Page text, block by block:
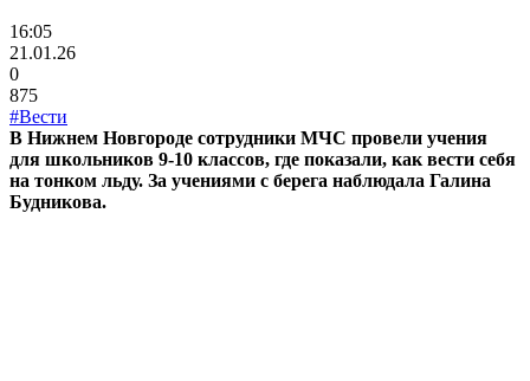
16:05
21.01.26
0
875
#Вести
В Нижнем Новгороде сотрудники МЧС провели учения
для школьников 9-10 классов, где показали, как вести себя
на тонком льду. За учениями с берега наблюдала Галина
Будникова.